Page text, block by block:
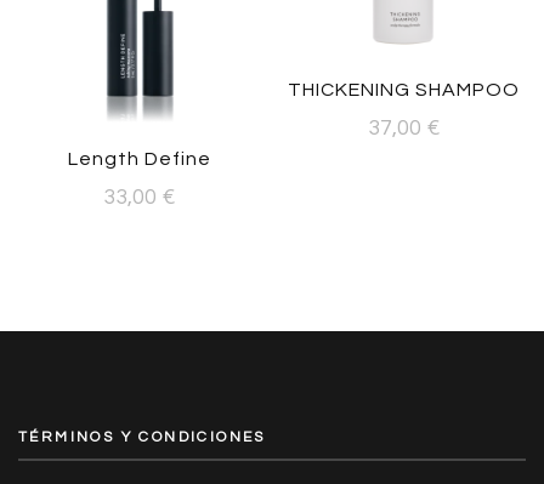
Length Define
33,00 €
THICKENING SHAMPOO
37,00 €
TÉRMINOS Y CONDICIONES